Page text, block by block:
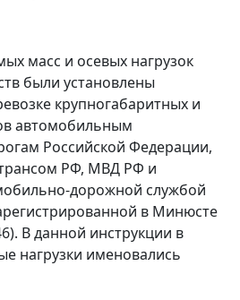
масс и осевых нагрузок
были установлены
крупногабаритных и
автомобильным
Российской Федерации,
РФ, МВД РФ и
дорожной службой
в Минюсте
В данной инструкции в
нагрузки именовались